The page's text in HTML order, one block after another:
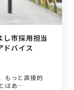
し市採用担当
ドバイス
もっと直接的
はあ…